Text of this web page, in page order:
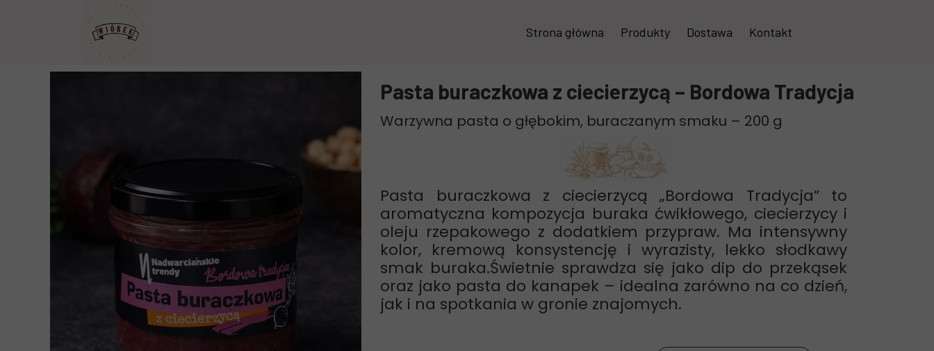
Strona główna Produkty
Soki
Konfitury, dżemy i powidła
Syropy
Sałatki i warzywa
Pasty warzywne
Zestawy
Sosy, chrzany i inne dodatki
Pakowanie
Dostawa Kontakt
Pasta buraczkowa z ciecierzycą „Bordowa Tradycja” to
aromatyczna kompozycja buraka ćwikłowego, ciecierzycy i
oleju rzepakowego z dodatkiem przypraw. Ma intensywny
kolor, kremową konsystencję i wyrazisty, lekko słodkawy
smak buraka.Świetnie sprawdza się jako dip do przekąsek
oraz jako pasta do kanapek – idealna zarówno na co dzień,
jak i na spotkania w gronie znajomych.
Warzywna pasta o głębokim, buraczanym smaku – 200 g
Pasta buraczkowa z ciecierzycą – Bordowa Tradycja